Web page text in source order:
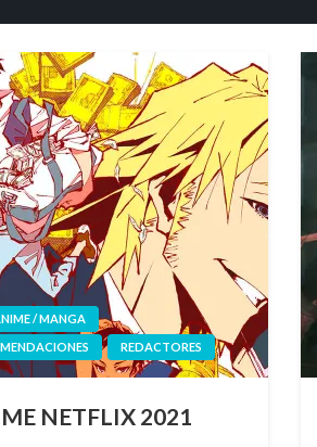
/ MANGA
REDACTORES
NETFLIX 2021